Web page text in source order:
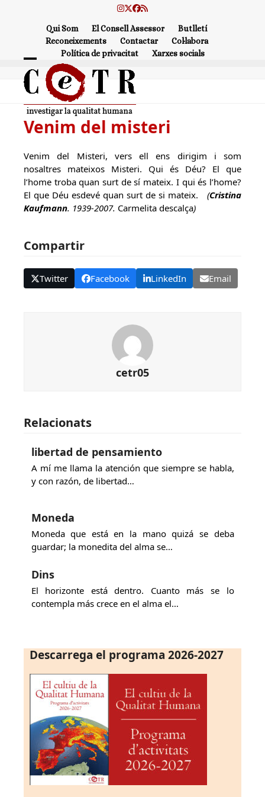
Instagram
Twitter
Facebook
RSS
Qui Som El Consell Assessor
Butlletí
Reconeixements
Contactar
Col·labora
Política de privacitat
Xarxes socials
Open
mobile
menu
Close
mobile
menu
Venim del misteri
Venim del Misteri, vers ell ens dirigim i som
nosaltres mateixos Misteri. Qui és Déu? El que
l’home troba quan surt de sí mateix. I qui és l’home?
El que Déu esdevé quan surt de si mateix. (Cristina
Kaufmann. 1939-2007. Carmelita descalça)
Compartir
Twitter Facebook LinkedIn Email
cetr05
Relacionats
libertad de pensamiento
A mí me llama la atención que siempre se habla,
y con razón, de libertad…
Moneda
Moneda que está en la mano quizá se deba
guardar; la monedita del alma se…
Dins
El horizonte está dentro. Cuanto más se lo
contempla más crece en el alma el…
Descarrega el programa 2026-2027